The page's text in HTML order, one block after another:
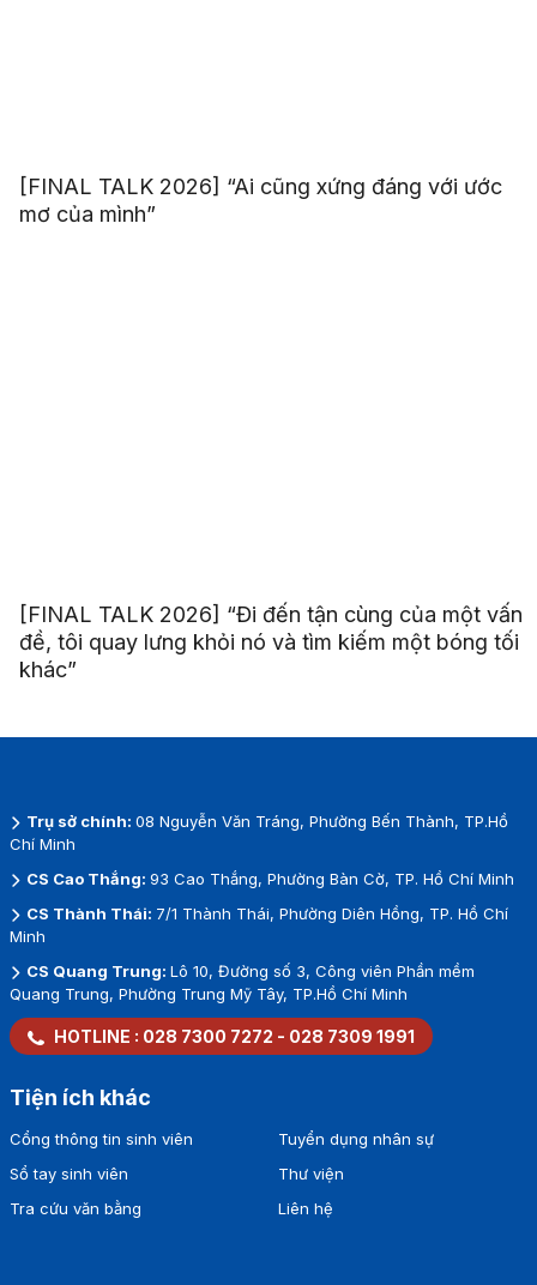
[FINAL TALK 2026] “Ai cũng xứng đáng với ước
mơ của mình”
[FINAL TALK 2026] “Đi đến tận cùng của một vấn
đề, tôi quay lưng khỏi nó và tìm kiếm một bóng tối
khác”
Trụ sở chính: 08 Nguyễn Văn Tráng, Phường Bến Thành, TP.Hồ
Chí Minh
CS Cao Thắng: 93 Cao Thắng, Phường Bàn Cờ, TP. Hồ Chí Minh
CS Thành Thái: 7/1 Thành Thái, Phường Diên Hồng, TP. Hồ Chí
Minh
CS Quang Trung: Lô 10, Đường số 3, Công viên Phần mềm
Quang Trung, Phường Trung Mỹ Tây, TP.Hồ Chí Minh
HOTLINE : 028 7300 7272 - 028 7309 1991
Tiện ích khác
Cổng thông tin sinh viên
Sổ tay sinh viên
Tra cứu văn bằng
Tuyển dụng nhân sự
Thư viện
Liên hệ